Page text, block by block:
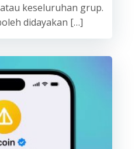
keseluruhan grup.
didayakan […]